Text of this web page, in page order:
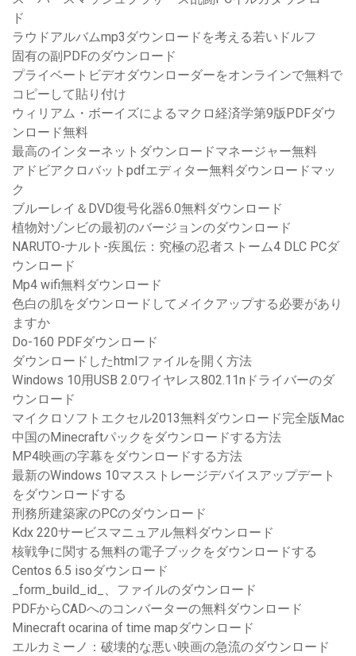
ド
ラウドアルバムmp3ダウンロードを考える若いドルフ
固有の副PDFのダウンロード
プライベートビデオダウンローダーをオンラインで無料で
コピーして貼り付け
ウィリアム・ボーイズによるマクロ経済学第9版PDFダウ
ンロード無料
最高のインターネットダウンロードマネージャー無料
アドビアクロバットpdfエディター無料ダウンロードマッ
ク
ブルーレイ＆DVD復号化器6.0無料ダウンロード
植物対ゾンビの最初のバージョンのダウンロード
NARUTO-ナルト-疾風伝：究極の忍者ストーム4 DLC PCダ
ウンロード
Mp4 wifi無料ダウンロード
色白の肌をダウンロードしてメイクアップする必要があり
ますか
Do-160 PDFダウンロード
ダウンロードしたhtmlファイルを開く方法
Windows 10用USB 2.0ワイヤレス802.11nドライバーのダ
ウンロード
マイクロソフトエクセル2013無料ダウンロード完全版Mac
中国のMinecraftパックをダウンロードする方法
MP4映画の字幕をダウンロードする方法
最新のWindows 10マスストレージデバイスアップデート
をダウンロードする
刑務所建築家のPCのダウンロード
Kdx 220サービスマニュアル無料ダウンロード
核戦争に関する無料の電子ブックをダウンロードする
Centos 6.5 isoダウンロード
_form_build_id_、ファイルのダウンロード
PDFからCADへのコンバーターの無料ダウンロード
Minecraft ocarina of time mapダウンロード
エルカミーノ：破壊的な悪い映画の急流のダウンロード